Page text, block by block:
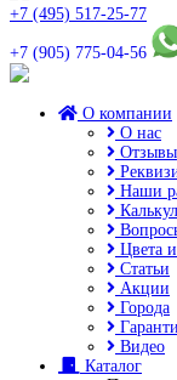
+7 (495) 517-25-77
+7 (905) 775-04-56
О компании
О нас
Отзывы
Наши
Цвета
Статьи
Акции
Города
Видео
Каталог